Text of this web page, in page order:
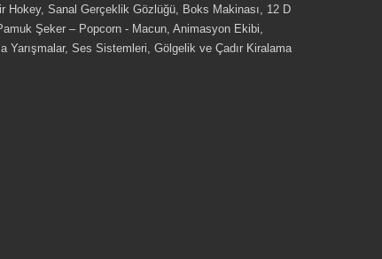
Hokey, Sanal Gerçeklik Gözlüğü, Boks Makinası, 12 D
Şeker – Popcorn - Macun, Animasyon Ekibi,
Yarışmalar, Ses Sistemleri, Gölgelik ve Çadır Kiralama